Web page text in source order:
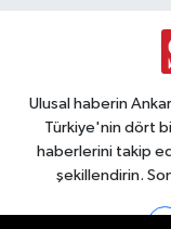
Ulusal haberin
Türkiye'nin dört
haberlerini takip
şekillendirin.